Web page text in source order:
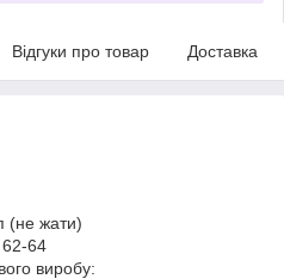
Відгуки про товар Доставка
(не жати)
64
виробу: